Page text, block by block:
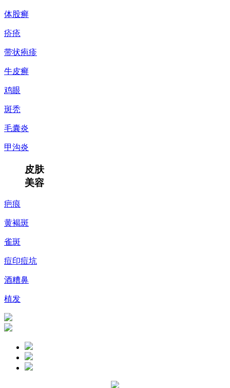
体股癣
疥疮
带状疱疹
牛皮癣
鸡眼
斑秃
毛囊炎
甲沟炎
皮肤
美容
疤痕
黄褐斑
雀斑
痘印痘坑
酒糟鼻
植发